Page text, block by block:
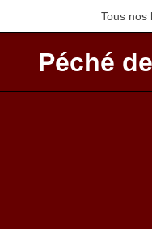
Tous nos
Péché